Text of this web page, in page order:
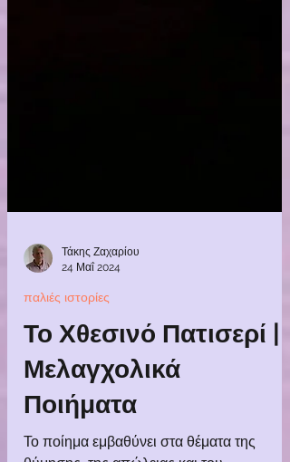
Τάκης Ζαχαρίου
24 Μαΐ 2024
παλιές ιστορίες
Το Χθεσινό Πατισερί |